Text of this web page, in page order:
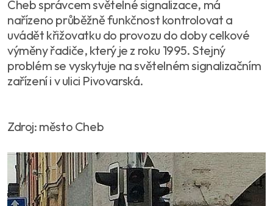
Cheb správcem světelné signalizace, má
nařízeno průběžně funkčnost kontrolovat a
uvádět křižovatku do provozu do doby celkové
výměny řadiče, který je z roku 1995. Stejný
problém se vyskytuje na světelném signalizačním
zařízení i v ulici Pivovarská.
Zdroj: město Cheb